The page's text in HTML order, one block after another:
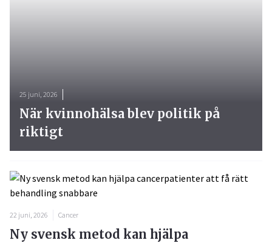
25 juni, 2026
När kvinnohälsa blev politik på
riktigt
22 juni, 2026 Cancer
Ny svensk metod kan hjälpa